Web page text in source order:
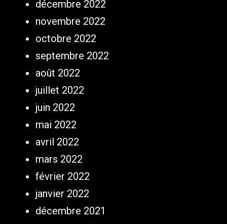
décembre 2022
novembre 2022
octobre 2022
septembre 2022
août 2022
juillet 2022
juin 2022
mai 2022
avril 2022
mars 2022
février 2022
janvier 2022
décembre 2021